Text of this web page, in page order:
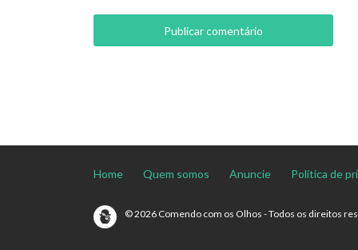
Home Quem somos Anuncie Política de
© 2026 Comendo com os Olhos - Todos os direitos